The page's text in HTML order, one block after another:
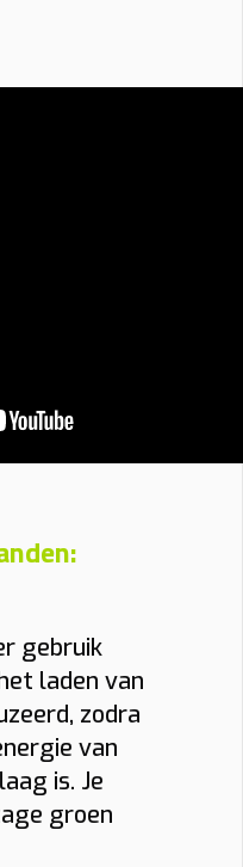
gebruik
laden van
zodra
van
is. Je
groen